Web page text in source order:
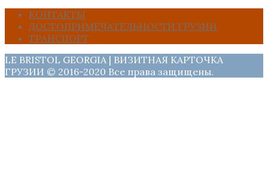
КОНТАКТЫ
ДОСТОПРИМЕЧАТЕЛЬНОСТИ ГРУЗИИ
ТРАНСПОРТ
LE BRISTOL GEORGIA | ВИЗИТНАЯ КАРТОЧКА
ГРУЗИИ © 2016-2020 Все права защищены.